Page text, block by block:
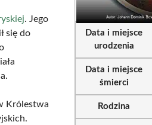
. Jego
się do
Królestwa
Data i miejsce
urodzenia
Data i miejsce
śmierci
Rodzina